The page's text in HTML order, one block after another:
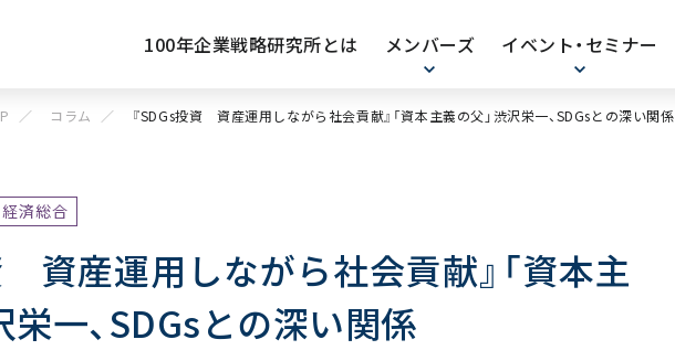
100年企業戦略研究所とは メンバーズ イベント・セミナー
コラム 『SDGs投資 資産運用しながら社会貢献』「資本主義の父」渋沢栄一、SDGsとの深い関係
経済総合
資産運用しながら社会貢献』「資本主
栄一、SDGsとの深い関係